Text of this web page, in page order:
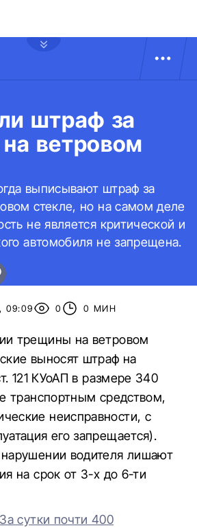
штраф за
ветровом
выписывают штраф за
стекле, но на самом деле
не является критической и
автомобиля не запрещена.
09:09 0 0 МИН
трещины на ветровом
выносят штраф на
121 КУоАП в размере 340
транспортным средством,
неисправности, с
его запрещается).
водителя лишают
на срок от 3-х до 6-ти
За сутки почти 400